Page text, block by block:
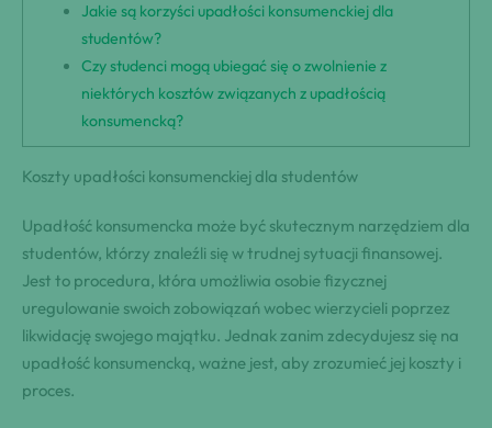
Jakie są korzyści upadłości konsumenckiej dla
studentów?
Czy studenci mogą ubiegać się o zwolnienie z
niektórych kosztów związanych z upadłością
konsumencką?
Koszty upadłości konsumenckiej dla studentów
Upadłość konsumencka może być skutecznym narzędziem dla
studentów, którzy znaleźli się w trudnej sytuacji finansowej.
Jest to procedura, która umożliwia osobie fizycznej
uregulowanie swoich zobowiązań wobec wierzycieli poprzez
likwidację swojego majątku. Jednak zanim zdecydujesz się na
upadłość konsumencką, ważne jest, aby zrozumieć jej koszty i
proces.